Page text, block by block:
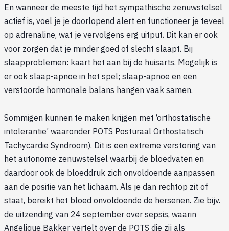
En wanneer de meeste tijd het sympathische zenuwstelsel
actief is, voel je je doorlopend alert en functioneer je teveel
op adrenaline, wat je vervolgens erg uitput. Dit kan er ook
voor zorgen dat je minder goed of slecht slaapt. Bij
slaapproblemen: kaart het aan bij de huisarts. Mogelijk is
er ook slaap-apnoe in het spel; slaap-apnoe en een
verstoorde hormonale balans hangen vaak samen.
Sommigen kunnen te maken krijgen met ‘orthostatische
intolerantie’ waaronder POTS Posturaal Orthostatisch
Tachycardie Syndroom). Dit is een extreme verstoring van
het autonome zenuwstelsel waarbij de bloedvaten en
daardoor ook de bloeddruk zich onvoldoende aanpassen
aan de positie van het lichaam. Als je dan rechtop zit of
staat, bereikt het bloed onvoldoende de hersenen. Zie bijv.
de uitzending van 24 september over sepsis, waarin
Angelique Bakker vertelt over de POTS die zij als